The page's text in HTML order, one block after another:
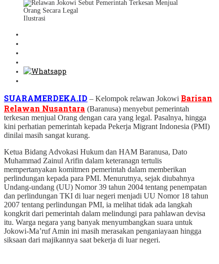
Ilustrasi
SUARAMERDEKA.ID – Kelompok relawan Jokowi Barisan
Relawan Nusantara (Baranusa) menyebut pemerintah
terkesan menjual Orang dengan cara yang legal. Pasalnya, hingga
kini perhatian pemerintah kepada Pekerja Migrant Indonesia (PMI)
dinilai masih sangat kurang.
Ketua Bidang Advokasi Hukum dan HAM Baranusa, Dato
Muhammad Zainul Arifin dalam keteranagn tertulis
mempertanyakan komitmen pemerintah dalam memberikan
perlindungan kepada para PMI. Menurutnya, sejak diubahnya
Undang-undang (UU) Nomor 39 tahun 2004 tentang penempatan
dan perlindungan TKI di luar negeri menjadi UU Nomor 18 tahun
2007 tentang perlindungan PMI, ia melihat tidak ada langkah
kongkrit dari pemerintah dalam melindungi para pahlawan devisa
itu. Warga negara yang banyak menyumbangkan suara untuk
Jokowi-Ma’ruf Amin ini masih merasakan penganiayaan hingga
siksaan dari majikannya saat bekerja di luar negeri.